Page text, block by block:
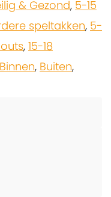
& Gezond, 5-15
speltakken, 5-
, 15-18
Binnen, Buiten,